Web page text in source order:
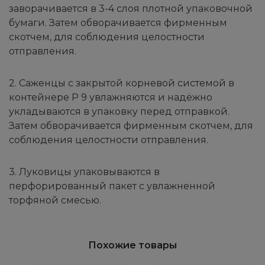
заворачивается в 3-4 слоя плотной упаковочной
бумаги. Затем обворачивается фирменным
скотчем, для соблюдения целостности
отправления.
2. Саженцы с закрытой корневой системой в
контейнере Р 9 увлажняются и надёжно
укладываются в упаковку перед отправкой.
Затем обворачивается фирменным скотчем, для
соблюдения целостности отправления.
3. Луковицы упаковываются в
перфорированный пакет с увлажненной
торфяной смесью.
Похожие товары